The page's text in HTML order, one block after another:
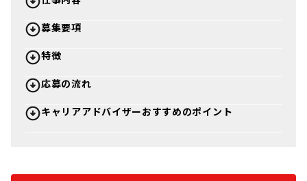
募集要項
特徴
応募の流れ
キャリアアドバイザーおすすめのポイント